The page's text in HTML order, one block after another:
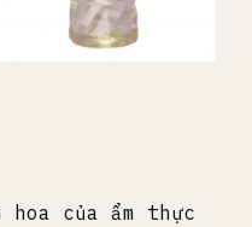
hoa của ẩm thực